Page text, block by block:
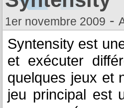
1er novembre 2009 -
Syntensity est
et exécuter
quelques jeux et
jeu principal est